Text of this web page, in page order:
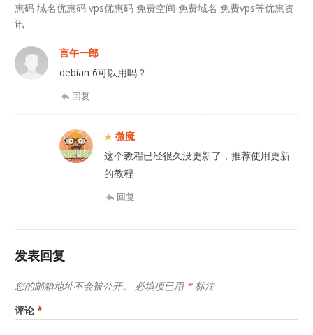
惠码 域名优惠码 vps优惠码 免费空间 免费域名 免费vps等优惠资
讯
言午一郎
debian 6可以用吗？
回复
微魔
这个教程已经很久没更新了，推荐使用更新
的教程
回复
发表回复
您的邮箱地址不会被公开。 必填项已用 *标注
评论*